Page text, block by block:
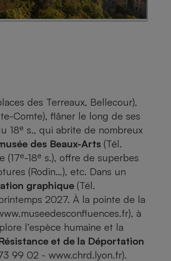
des Terreaux, Bellecour),
Comte), flâner le long de ses
18e s., qui abrite de nombreux
des Beaux-Arts (Tél.
(17e-18e s.), offre de superbes
(Rodin…), etc. Dans un
graphique (Tél.
2027. À la pointe de la
à
l’espèce humaine et la
et de la Déportation
99 02 - www.chrd.lyon.fr).